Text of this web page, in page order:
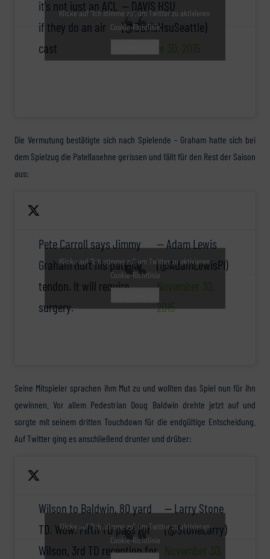
it's not just an ACL
if they do an air
cast
— DAVIS HSU
(@DavisHsuSeattle)
November 30, 2015
Klicke auf "Ich stimme zu", um Twitter zu aktivieren
Cookie-Richtlinie
Die Vermutung bestätigte sich nach Spielende – Graham hatte sich bei
dem Spielzug die Patellasehne gerissen und fällt für den Rest der Saison
aus:
Pete Carroll says Jimmy
Graham hurt his patellar
tendon. It will require
surgery.
— Adam Lewis
(@AdamLewisPI)
November 30,
2015
Klicke auf "Ich stimme zu", um Twitter zu aktivieren
Cookie-Richtlinie
Seine Mitspieler sprachen ihm Mut zu und wollten das Spiel nun für ihn
gewinnen. Vor allem Pedestrian Doug Baldwin drehte jetzt auf und
sorgte mit seinem dritten Touchdown für die endgültige Entscheidung.
Auf Twitter ging es anschließend drunter und drüber:
Wilson to Baldwin, 80 yard
TD. Wow. Fifth TD pass for
Wilson, 3rd TD reception for
— Larry Stone
(@StoneLarry)
November 30,
Klicke auf "Ich stimme zu", um Twitter zu aktivieren
Cookie-Richtlinie